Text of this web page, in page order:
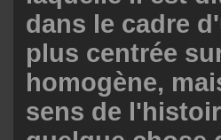
dans le cadre
plus centrée
homogène,
sens de